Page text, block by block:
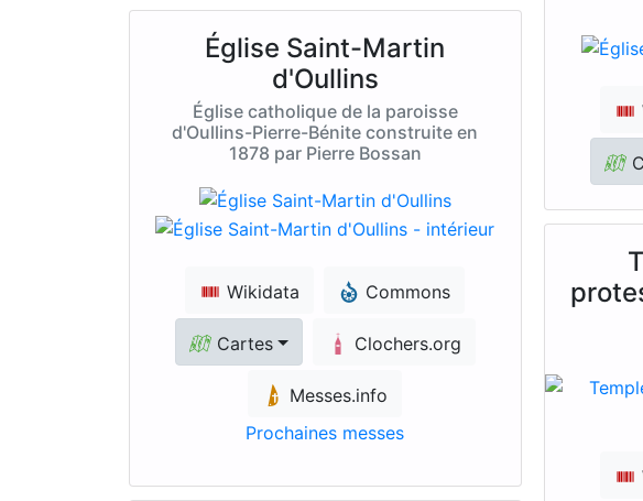
Église Saint-Martin
d'Oullins
Église catholique de la paroisse
d'Oullins-Pierre-Bénite construite en
1878 par Pierre Bossan
Wikidata Commons
Cartes Clochers.org
Messes.info
Prochaines messes